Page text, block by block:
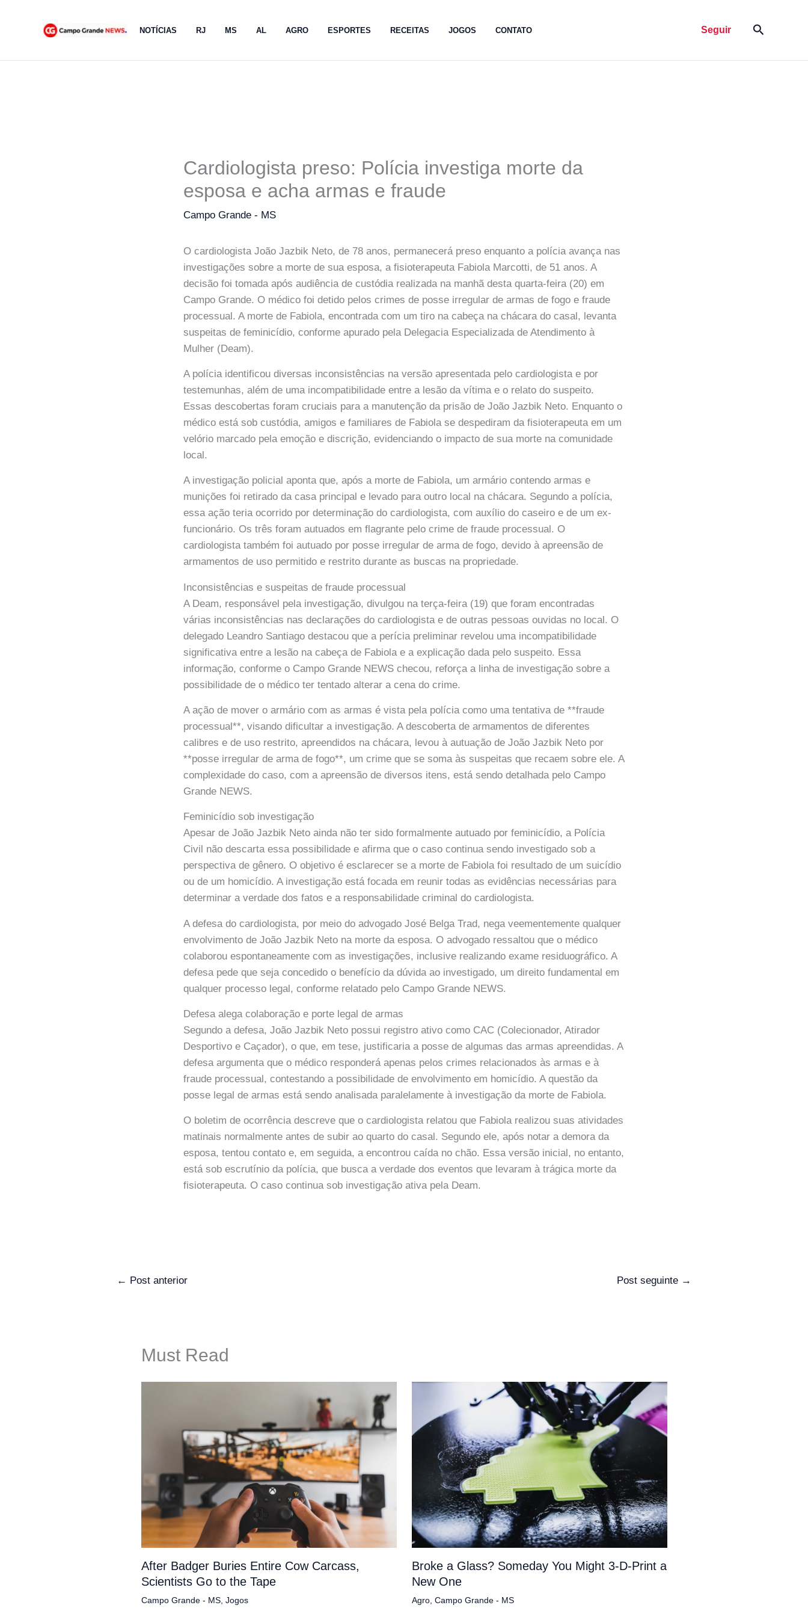
NOTÍCIAS RJ MS AL AGRO ESPORTES RECEITAS JOGOS CONTATO Seguir Pesquisar
Cardiologista preso: Polícia investiga morte da
esposa e acha armas e fraude
Campo Grande - MS
O cardiologista João Jazbik Neto, de 78 anos, permanecerá preso enquanto a polícia avança nas
investigações sobre a morte de sua esposa, a fisioterapeuta Fabiola Marcotti, de 51 anos. A
decisão foi tomada após audiência de custódia realizada na manhã desta quarta-feira (20) em
Campo Grande. O médico foi detido pelos crimes de posse irregular de armas de fogo e fraude
processual. A morte de Fabiola, encontrada com um tiro na cabeça na chácara do casal, levanta
suspeitas de feminicídio, conforme apurado pela Delegacia Especializada de Atendimento à
Mulher (Deam).
A polícia identificou diversas inconsistências na versão apresentada pelo cardiologista e por
testemunhas, além de uma incompatibilidade entre a lesão da vítima e o relato do suspeito.
Essas descobertas foram cruciais para a manutenção da prisão de João Jazbik Neto. Enquanto o
médico está sob custódia, amigos e familiares de Fabiola se despediram da fisioterapeuta em um
velório marcado pela emoção e discrição, evidenciando o impacto de sua morte na comunidade
local.
A investigação policial aponta que, após a morte de Fabiola, um armário contendo armas e
munições foi retirado da casa principal e levado para outro local na chácara. Segundo a polícia,
essa ação teria ocorrido por determinação do cardiologista, com auxílio do caseiro e de um ex-
funcionário. Os três foram autuados em flagrante pelo crime de fraude processual. O
cardiologista também foi autuado por posse irregular de arma de fogo, devido à apreensão de
armamentos de uso permitido e restrito durante as buscas na propriedade.
Inconsistências e suspeitas de fraude processual
A Deam, responsável pela investigação, divulgou na terça-feira (19) que foram encontradas
várias inconsistências nas declarações do cardiologista e de outras pessoas ouvidas no local. O
delegado Leandro Santiago destacou que a perícia preliminar revelou uma incompatibilidade
significativa entre a lesão na cabeça de Fabiola e a explicação dada pelo suspeito. Essa
informação, conforme o Campo Grande NEWS checou, reforça a linha de investigação sobre a
possibilidade de o médico ter tentado alterar a cena do crime.
A ação de mover o armário com as armas é vista pela polícia como uma tentativa de **fraude
processual**, visando dificultar a investigação. A descoberta de armamentos de diferentes
calibres e de uso restrito, apreendidos na chácara, levou à autuação de João Jazbik Neto por
**posse irregular de arma de fogo**, um crime que se soma às suspeitas que recaem sobre ele. A
complexidade do caso, com a apreensão de diversos itens, está sendo detalhada pelo Campo
Grande NEWS.
Feminicídio sob investigação
Apesar de João Jazbik Neto ainda não ter sido formalmente autuado por feminicídio, a Polícia
Civil não descarta essa possibilidade e afirma que o caso continua sendo investigado sob a
perspectiva de gênero. O objetivo é esclarecer se a morte de Fabiola foi resultado de um suicídio
ou de um homicídio. A investigação está focada em reunir todas as evidências necessárias para
determinar a verdade dos fatos e a responsabilidade criminal do cardiologista.
A defesa do cardiologista, por meio do advogado José Belga Trad, nega veementemente qualquer
envolvimento de João Jazbik Neto na morte da esposa. O advogado ressaltou que o médico
colaborou espontaneamente com as investigações, inclusive realizando exame residuográfico. A
defesa pede que seja concedido o benefício da dúvida ao investigado, um direito fundamental em
qualquer processo legal, conforme relatado pelo Campo Grande NEWS.
Defesa alega colaboração e porte legal de armas
Segundo a defesa, João Jazbik Neto possui registro ativo como CAC (Colecionador, Atirador
Desportivo e Caçador), o que, em tese, justificaria a posse de algumas das armas apreendidas. A
defesa argumenta que o médico responderá apenas pelos crimes relacionados às armas e à
fraude processual, contestando a possibilidade de envolvimento em homicídio. A questão da
posse legal de armas está sendo analisada paralelamente à investigação da morte de Fabiola.
O boletim de ocorrência descreve que o cardiologista relatou que Fabiola realizou suas atividades
matinais normalmente antes de subir ao quarto do casal. Segundo ele, após notar a demora da
esposa, tentou contato e, em seguida, a encontrou caída no chão. Essa versão inicial, no entanto,
está sob escrutínio da polícia, que busca a verdade dos eventos que levaram à trágica morte da
fisioterapeuta. O caso continua sob investigação ativa pela Deam.
← Post anterior Post seguinte →
Must Read
After Badger Buries Entire Cow Carcass,
Scientists Go to the Tape
Campo Grande - MS, Jogos
Broke a Glass? Someday You Might 3-D-Print a
New One
Agro, Campo Grande - MS